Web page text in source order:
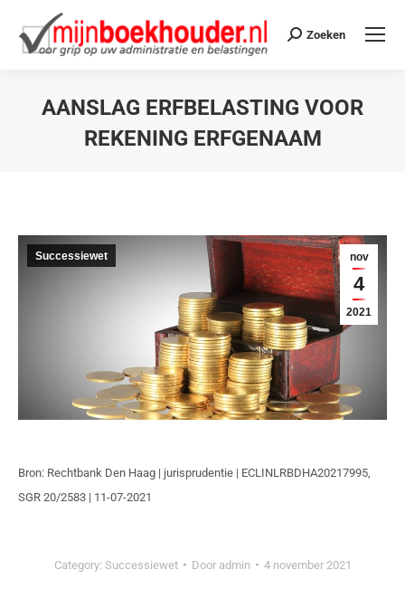
Zoeken
AANSLAG ERFBELASTING VOOR
REKENING ERFGENAAM
nov
4
2021
Successiewet
Bron: Rechtbank Den Haag | jurisprudentie | ECLINLRBDHA20217995,
SGR 20/2583 | 11-07-2021
Category: Successiewet Door admin 4 november 2021